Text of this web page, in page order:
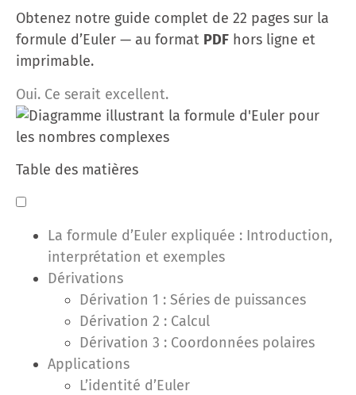
Obtenez notre guide complet de 22 pages sur la
formule d’Euler — au format PDF hors ligne et
imprimable.
Oui. Ce serait excellent.
Table des matières
La formule d’Euler expliquée : Introduction,
interprétation et exemples
Dérivations
Dérivation 1 : Séries de puissances
Dérivation 2 : Calcul
Dérivation 3 : Coordonnées polaires
Applications
L’identité d’Euler